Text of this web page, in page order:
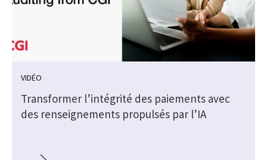
VIDÉO
Transformer l’intégrité des paiements avec
des renseignements propulsés par l’IA